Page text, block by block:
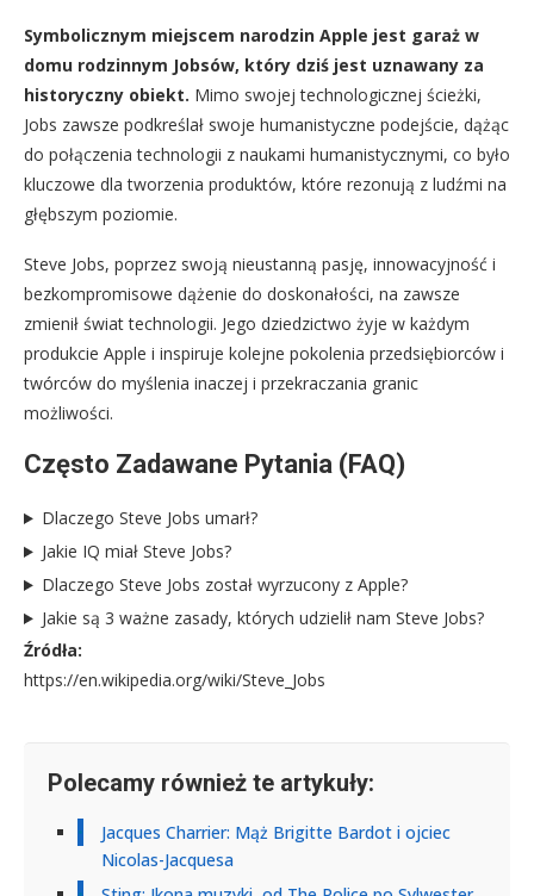
Symbolicznym miejscem narodzin Apple jest garaż w
domu rodzinnym Jobsów, który dziś jest uznawany za
historyczny obiekt. Mimo swojej technologicznej ścieżki,
Jobs zawsze podkreślał swoje humanistyczne podejście, dążąc
do połączenia technologii z naukami humanistycznymi, co było
kluczowe dla tworzenia produktów, które rezonują z ludźmi na
głębszym poziomie.
Steve Jobs, poprzez swoją nieustanną pasję, innowacyjność i
bezkompromisowe dążenie do doskonałości, na zawsze
zmienił świat technologii. Jego dziedzictwo żyje w każdym
produkcie Apple i inspiruje kolejne pokolenia przedsiębiorców i
twórców do myślenia inaczej i przekraczania granic
możliwości.
Często Zadawane Pytania (FAQ)
Dlaczego Steve Jobs umarł?
Jakie IQ miał Steve Jobs?
Dlaczego Steve Jobs został wyrzucony z Apple?
Jakie są 3 ważne zasady, których udzielił nam Steve Jobs?
Źródła:
https://en.wikipedia.org/wiki/Steve_Jobs
Polecamy również te artykuły:
Jacques Charrier: Mąż Brigitte Bardot i ojciec
Nicolas-Jacquesa